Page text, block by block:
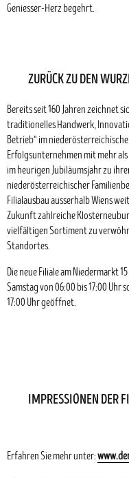
Geniesser-Herz begehrt.
ZURÜCK ZU DEN
Bereits seit 160 Jahren zeichnet
traditionelles Handwerk,
Betrieb“ im
Erfolgsunternehmen mit mehr
im heurigen Jubiläumsjahr zu
niederösterreichischer
Filialausbau ausserhalb Wiens
Zukunft zahlreiche
vielfältigen Sortiment zu
Standortes.
Die neue Filiale am Niedermarkt
Samstag von 06:00 bis 17:00 Uhr
17:00 Uhr geöffnet.
IMPRESSIONEN DER
Erfahren Sie mehr unter: